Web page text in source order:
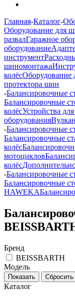
Главная-Каталог-
Оборудование для
развалГаражное
оборудование
инструмент
шиномонтажа
колёсОборудование
протектора шин
-Балансировочные
Балансировочные
колёсУстройства
оборудования
-Балансировочные
Балансировочные
колёс
мотоциклов
колёс
-Балансировочные
Балансировочные
HAWEKA
Бренд
BEISSBARTH
Модель
Каталог